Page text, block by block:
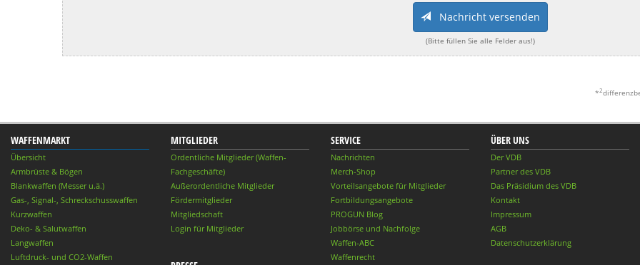
Nachricht versenden
(Bitte füllen Sie alle Felder aus!)
*2
WAFFENMARKT
Übersicht
Armbrüste & Bögen
Blankwaffen (Messer u.ä.)
Gas-, Signal-, Schreckschusswaffen
Kurzwaffen
Deko- & Salutwaffen
Langwaffen
Luftdruck- und CO2-Waffen
MITGLIEDER
Ordentliche Mitglieder (Waffen-
Fachgeschäfte)
Außerordentliche Mitglieder
Fördermitglieder
Mitgliedschaft
Login für Mitglieder
SERVICE
Nachrichten
Merch-Shop
Vorteilsangebote für Mitglieder
Fortbildungsangebote
PROGUN Blog
Jobbörse und Nachfolge
Waffen-ABC
Waffenrecht
ÜBER UNS
Der VDB
Partner des VDB
Das Präsidium des VDB
Kontakt
Impressum
AGB
Datenschutzerklärung